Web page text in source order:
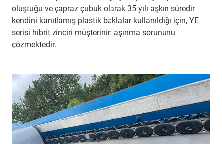
oluştuğu ve çapraz çubuk olarak 35 yılı aşkın süredir
kendini kanıtlamış plastik baklalar kullanıldığı için, YE
serisi hibrit zinciri müşterinin aşınma sorununu
çözmektedir.